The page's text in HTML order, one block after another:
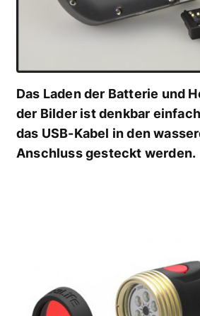
Das Laden der Batterie und
der Bilder ist denkbar
das USB-Kabel in den
Anschluss gesteckt werden.